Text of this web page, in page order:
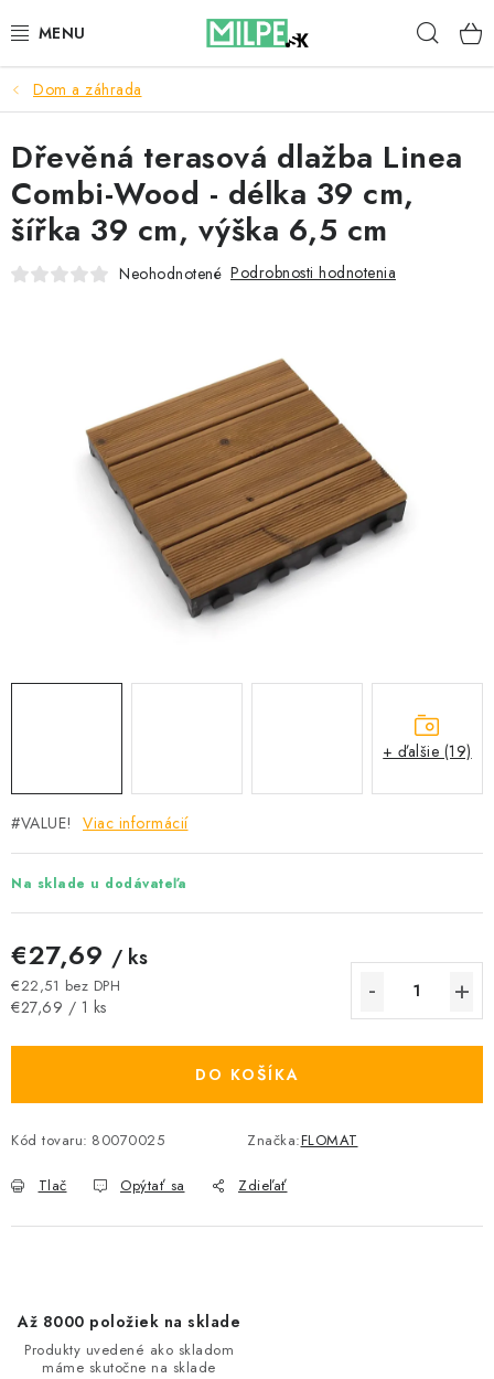
na
STREŠNÉ OKNÁ
PODKROVNÉ SCHODY
DOM A ZÁHRADA
STAVBA
Reklamace a vrácení zboží
Zásady používania súborov cookie
Podmínky ochrany osobních údajů
Obchodní podmínky
Mapa webu Milpe.sk
Dom a záhrada
#VALUE! Viac informácií
Na sklade u dodávateľa
€27,69 / ks
€22,51 bez DPH
Jednotková cena:
€27,69 / 1 ks
DO KOŠÍKA
Kód tovaru: 80070025 Značka:FLOMAT
Tlač Opýtať sa Zdieľať
Dřevěná terasová dlažba Linea
Combi-Wood - délka 39 cm,
šířka 39 cm, výška 6,5 cm
Neohodnotené Podrobnosti hodnotenia
+ ďalšie (19)
Až 8000 položiek na sklade
Produkty uvedené ako skladom
máme skutočne na sklade